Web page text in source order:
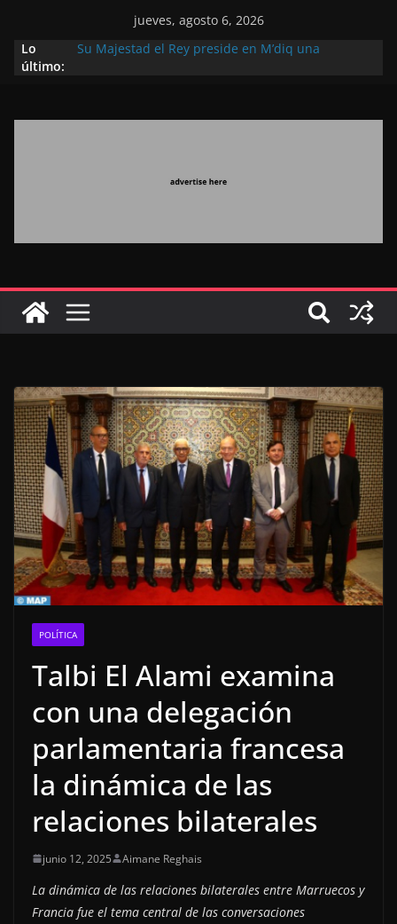
jueves, agosto 6, 2026
Lo
último:
Su Majestad el Rey preside en M’diq una
llegada masiva de marroquíes residentes en el
Marruecos gracias a una visión estratégica
destinada a consolidar la posición de Marruecos
El Discurso Real, un mensaje portador de
esperanza y confianza en el futuro (académico
español)
POLÍTICA
Talbi El Alami examina
con una delegación
parlamentaria francesa
la dinámica de las
relaciones bilaterales
junio 12, 2025 Aimane Reghais
La dinámica de las relaciones bilaterales entre Marruecos y
Francia fue el tema central de las conversaciones